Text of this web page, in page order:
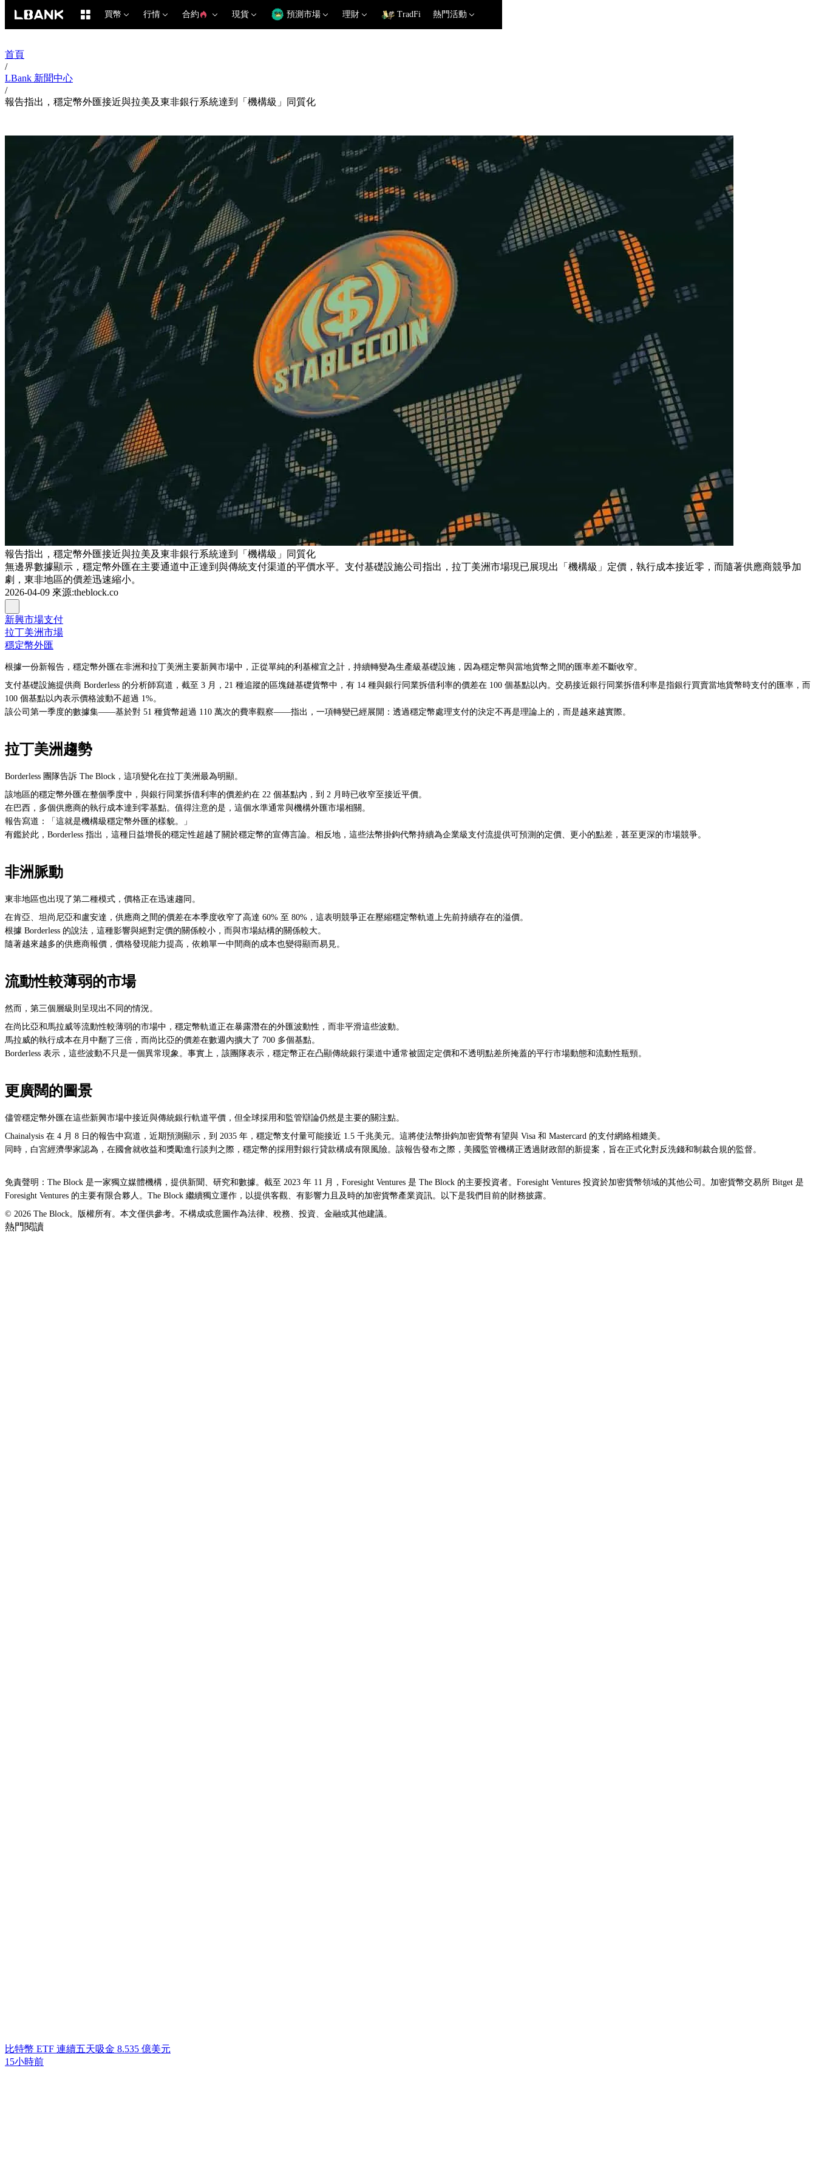
買幣 行情 合約 現貨 預測市場 理財 TradFi 熱門活動
首頁
/
LBank 新聞中心
/
報告指出，穩定幣外匯接近與拉美及東非銀行系統達到「機構級」同質化
報告指出，穩定幣外匯接近與拉美及東非銀行系統達到「機構級」同質化
無邊界數據顯示，穩定幣外匯在主要通道中正達到與傳統支付渠道的平價水平。支付基礎設施公司指出，拉丁美洲市場現已展現出「機構級」定價，執行成本接近零，而隨著供應商競爭加
劇，東非地區的價差迅速縮小。
2026-04-09 來源:theblock.co
新興市場支付
拉丁美洲市場
穩定幣外匯
根據一份新報告，穩定幣外匯在非洲和拉丁美洲主要新興市場中，正從單純的利基權宜之計，持續轉變為生產級基礎設施，因為穩定幣與當地貨幣之間的匯率差不斷收窄。
支付基礎設施提供商 Borderless 的分析師寫道，截至 3 月，21 種追蹤的區塊鏈基礎貨幣中，有 14 種與銀行同業拆借利率的價差在 100 個基點以內。交易接近銀行同業拆借利率是指銀行買賣當地貨幣時支付的匯率，而
100 個基點以內表示價格波動不超過 1%。
該公司第一季度的數據集——基於對 51 種貨幣超過 110 萬次的費率觀察——指出，一項轉變已經展開：透過穩定幣處理支付的決定不再是理論上的，而是越來越實際。
拉丁美洲趨勢
Borderless 團隊告訴 The Block，這項變化在拉丁美洲最為明顯。
該地區的穩定幣外匯在整個季度中，與銀行同業拆借利率的價差約在 22 個基點內，到 2 月時已收窄至接近平價。
在巴西，多個供應商的執行成本達到零基點。值得注意的是，這個水準通常與機構外匯市場相關。
報告寫道：「這就是機構級穩定幣外匯的樣貌。」
有鑑於此，Borderless 指出，這種日益增長的穩定性超越了關於穩定幣的宣傳言論。相反地，這些法幣掛鉤代幣持續為企業級支付流提供可預測的定價、更小的點差，甚至更深的市場競爭。
非洲脈動
東非地區也出現了第二種模式，價格正在迅速趨同。
在肯亞、坦尚尼亞和盧安達，供應商之間的價差在本季度收窄了高達 60% 至 80%，這表明競爭正在壓縮穩定幣軌道上先前持續存在的溢價。
根據 Borderless 的說法，這種影響與絕對定價的關係較小，而與市場結構的關係較大。
隨著越來越多的供應商報價，價格發現能力提高，依賴單一中間商的成本也變得顯而易見。
流動性較薄弱的市場
然而，第三個層級則呈現出不同的情況。
在尚比亞和馬拉威等流動性較薄弱的市場中，穩定幣軌道正在暴露潛在的外匯波動性，而非平滑這些波動。
馬拉威的執行成本在月中翻了三倍，而尚比亞的價差在數週內擴大了 700 多個基點。
Borderless 表示，這些波動不只是一個異常現象。事實上，該團隊表示，穩定幣正在凸顯傳統銀行渠道中通常被固定定價和不透明點差所掩蓋的平行市場動態和流動性瓶頸。
更廣闊的圖景
儘管穩定幣外匯在這些新興市場中接近與傳統銀行軌道平價，但全球採用和監管辯論仍然是主要的關注點。
Chainalysis 在 4 月 8 日的報告中寫道，近期預測顯示，到 2035 年，穩定幣支付量可能接近 1.5 千兆美元。這將使法幣掛鉤加密貨幣有望與 Visa 和 Mastercard 的支付網絡相媲美。
同時，白宮經濟學家認為，在國會就收益和獎勵進行談判之際，穩定幣的採用對銀行貸款構成有限風險。該報告發布之際，美國監管機構正透過財政部的新提案，旨在正式化對反洗錢和制裁合規的監督。
免責聲明：The Block 是一家獨立媒體機構，提供新聞、研究和數據。截至 2023 年 11 月，Foresight Ventures 是 The Block 的主要投資者。Foresight Ventures 投資於加密貨幣領域的其他公司。加密貨幣交易所 Bitget 是
Foresight Ventures 的主要有限合夥人。The Block 繼續獨立運作，以提供客觀、有影響力且及時的加密貨幣產業資訊。以下是我們目前的財務披露。
© 2026 The Block。版權所有。本文僅供參考。不構成或意圖作為法律、稅務、投資、金融或其他建議。
熱門閱讀
比特幣 ETF 連續五天吸金 8.535 億美元
15小時前